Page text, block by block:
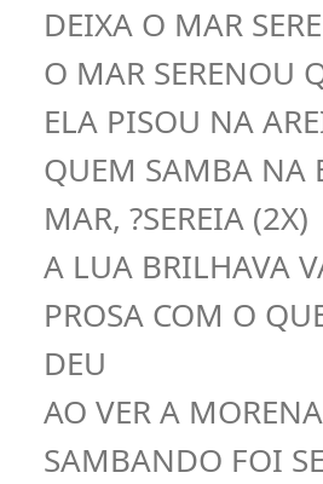
DEIXA O MAR
O MAR SERENOU
ELA PISOU NA
QUEM SAMBA NA
MAR, ?SEREIA (2X)
A LUA BRILHAVA
PROSA COM O
DEU
AO VER A MORENA
SAMBANDO FOI SE